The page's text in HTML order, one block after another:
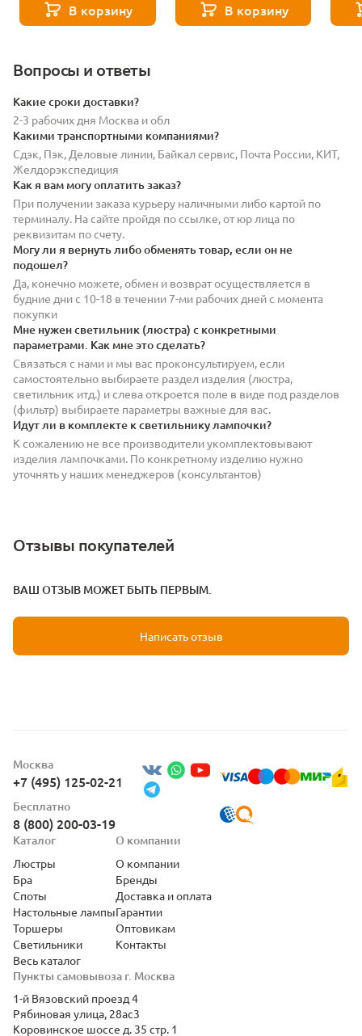
В корзину В корзину
Вопросы и ответы
Какие сроки доставки?
2-3 рабочих дня Москва и обл
Какими транспортными компаниями?
Сдэк, Пэк, Деловые линии, Байкал сервис, Почта России, КИТ,
Желдорэкспедиция
Как я вам могу оплатить заказ?
При получении заказа курьеру наличными либо картой по
терминалу. На сайте пройдя по ссылке, от юр лица по
реквизитам по счету.
Могу ли я вернуть либо обменять товар, если он не
подошел?
Да, конечно можете, обмен и возврат осуществляется в
будние дни с 10-18 в течении 7-ми рабочих дней с момента
покупки
Мне нужен светильник (люстра) с конкретными
параметрами. Как мне это сделать?
Связаться с нами и мы вас проконсультируем, если
самостоятельно выбираете раздел изделия (люстра,
светильник итд.) и слева откроется поле в виде под разделов
(фильтр) выбираете параметры важные для вас.
Идут ли в комплекте к светильнику лампочки?
К сожалению не все производители укомплектовывают
изделия лампочками. По конкретному изделию нужно
уточнять у наших менеджеров (консультантов)
Отзывы покупателей
ВАШ ОТЗЫВ МОЖЕТ БЫТЬ ПЕРВЫМ.
Написать отзыв
Москва
+7 (495) 125-02-21
Бесплатно
8 (800) 200-03-19
Пункты самовывоза г. Москва
1-й Вязовский проезд 4
Рябиновая улица, 28ас3
Коровинское шоссе д. 35 стр. 1
Каталог
Люстры
Бра
Споты
Настольные лампы
Торшеры
Светильники
Весь каталог
О компании
О компании
Бренды
Доставка и оплата
Гарантии
Оптовикам
Контакты